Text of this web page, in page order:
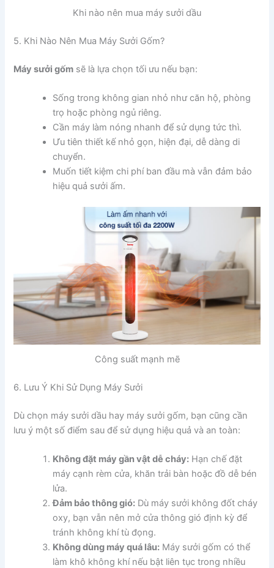
Khi nào nên mua máy sưởi dầu
5. Khi Nào Nên Mua Máy Sưởi Gốm?
Máy sưởi gốm sẽ là lựa chọn tối ưu nếu bạn:
Sống trong không gian nhỏ như căn hộ, phòng
trọ hoặc phòng ngủ riêng.
Cần máy làm nóng nhanh để sử dụng tức thì.
Ưu tiên thiết kế nhỏ gọn, hiện đại, dễ dàng di
chuyển.
Muốn tiết kiệm chi phí ban đầu mà vẫn đảm bảo
hiệu quả sưởi ấm.
Công suất mạnh mẽ
6. Lưu Ý Khi Sử Dụng Máy Sưởi
Dù chọn máy sưởi dầu hay máy sưởi gốm, bạn cũng cần
lưu ý một số điểm sau để sử dụng hiệu quả và an toàn:
Không đặt máy gần vật dễ cháy: Hạn chế đặt
máy cạnh rèm cửa, khăn trải bàn hoặc đồ dễ bén
lửa.
Đảm bảo thông gió: Dù máy sưởi không đốt cháy
oxy, bạn vẫn nên mở cửa thông gió định kỳ để
tránh không khí tù đọng.
Không dùng máy quá lâu: Máy sưởi gốm có thể
làm khô không khí nếu bật liên tục trong nhiều